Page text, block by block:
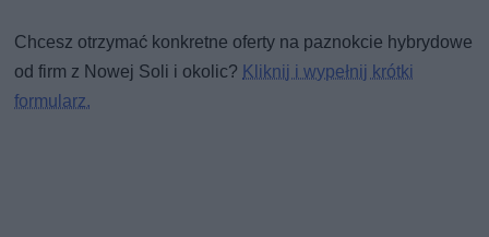
Chcesz otrzymać konkretne oferty na paznokcie hybrydowe
od firm z Nowej Soli i okolic? Kliknij i wypełnij krótki
formularz.